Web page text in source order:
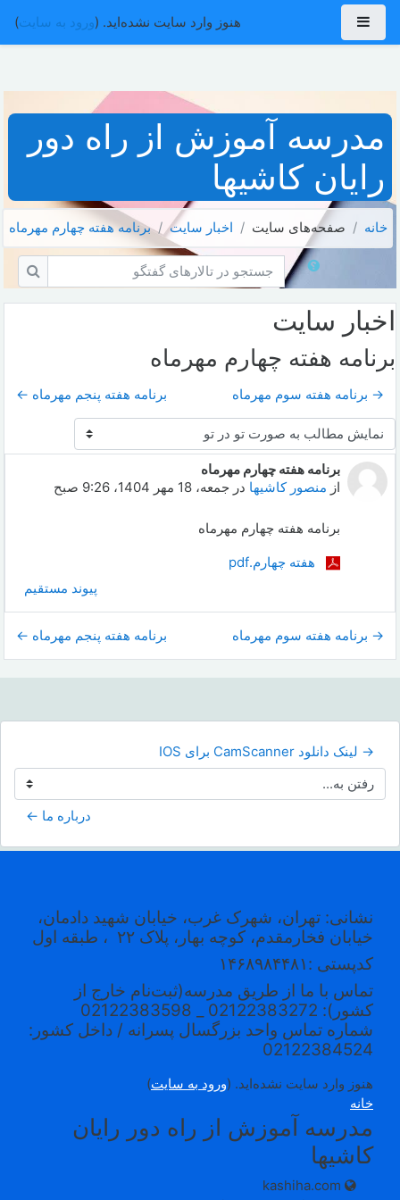
پرش به محتوای اصلی
هنوز وارد سایت نشده‌اید. (ورود به سایت)
مدرسه آموزش از راه دور
رایان کاشیها
خانه صفحه‌های سایت اخبار سايت برنامه هفته چهارم مهرماه
جستجو در تالارهای گفتگو
اخبار سايت
برنامه هفته چهارم مهرماه
→ برنامه هفته سوم مهرماه برنامه هفته پنجم مهرماه ←
نحوهٔ نمایش
برنامه هفته چهارم مهرماه
از منصور کاشیها در جمعه، 18 مهر 1404، 9:26 صبح
Number of replies: 0
برنامه هفته چهارم مهرماه
هفته چهارم.pdf
پیوند مستقیم
→ برنامه هفته سوم مهرماه برنامه هفته پنجم مهرماه ←
→ لینک دانلود CamScanner برای IOS
رفتن به...
درباره ما ←
نشانی: تهران، شهرک غرب، خیابان شهید دادمان،
خیابان فخارمقدم، کوچه بهار، پلاک ۲۲
، طبقه اول
کدپستی :۱۴۶۸۹۸۴۴۸۱
تماس با ما از طریق مدرسه(ثبت‌نام خارج از
کشور): 02122383272 _ 02122383598
شماره تماس واحد بزرگسال پسرانه / داخل کشور:
02122384524
هنوز وارد سایت نشده‌اید. (ورود به سایت)
خانه
مدرسه آموزش از راه دور رایان
کاشیها